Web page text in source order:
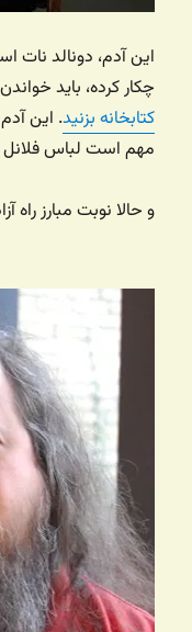
این آدم، دونالد نات
چکار کرده، باید
کتابخانه بزنید. این
مهم است لباس
و حالا نوبت مبارز راه